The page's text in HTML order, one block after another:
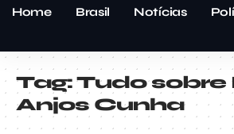
Home Brasil Notícias
Tag:Tudo sobre
Anjos Cunha